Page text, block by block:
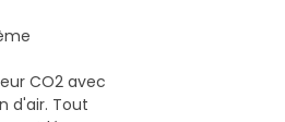
CO2 avec
d'air. Tout